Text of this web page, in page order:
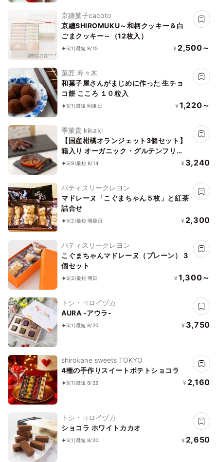
京纏菓子cacoto
京纏SHIROMUKU～和柄クッキー＆白
ごまクッキー～（12枚入）
5(1)最短 8/15 ¥ 2,500～
菓匠 寿々木
和菓子屋さんがまじめに作った 生チョ
コ餅 こころ １０粒入
5(1)最短 明後日 ¥ 1,220～
季菓貴 kikaki
【国産柑橘オランジェット3個セット】
箱入り オーガニック・グルテンフリ
ー・添加物不使用・動物性食品不使用
5(9)最短 8/14 ¥ 3,240
パティスリークレヨン
マドレーヌ「こぐまちゃん５枚」と紅茶
詰合せ
5(2)最短 明後日 ¥ 2,300
パティスリークレヨン
こぐまちゃんマドレーヌ（プレーン） 3
個セット
5(3)最短 明日 ¥ 1,300～
トシ・ヨロイヅカ
AURA -アウラ-
5(1)最短 8/20 ¥ 3,750
shirokane sweets TOKYO
4種の手作りスイートポテトショコラ
5(1)最短 8/22 ¥ 2,160
トシ・ヨロイヅカ
ショコラ ホワイトカカオ
5(1)最短 8/20 ¥ 2,650